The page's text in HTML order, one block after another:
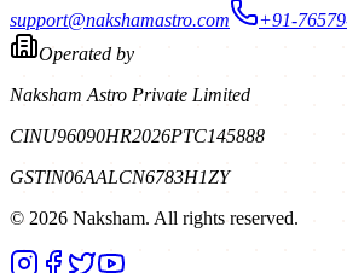
support@nakshamastro.com
+91-
Operated by
Naksham Astro Private Limited
CINU96090HR2026PTC145888
GSTIN06AALCN6783H1ZY
© 2026 Naksham. All rights reserved.